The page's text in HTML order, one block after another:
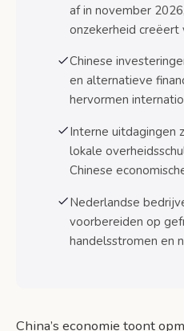
Gevolgen voor
Impact op
Nederlandse
Conclusie en
Actiepunten
Bronnen
af in november
onzekerheid
Chinese
en alternatieve
hervormen
Interne uitdagingen
lokale
Chinese
Nederlandse
voorbereiden op
handelsstromen en
China’s economie toont